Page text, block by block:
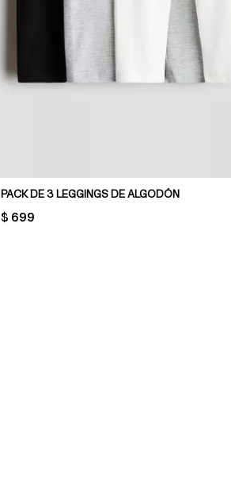
PACK DE 3 LEGGINGS DE ALGODÓN
PRICE:
$ 699